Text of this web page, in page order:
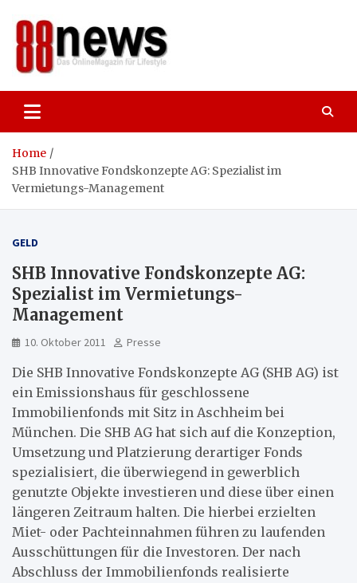
content
Home
SHB Innovative Fondskonzepte AG: Spezialist im
Vermietungs-Management
GELD
SHB Innovative Fondskonzepte AG:
Spezialist im Vermietungs-
Management
10. Oktober 2011 Presse
Die SHB Innovative Fondskonzepte AG (SHB AG) ist
ein Emissionshaus für geschlossene
Immobilienfonds mit Sitz in Aschheim bei
München. Die SHB AG hat sich auf die Konzeption,
Umsetzung und Platzierung derartiger Fonds
spezialisiert, die überwiegend in gewerblich
genutzte Objekte investieren und diese über einen
längeren Zeitraum halten. Die hierbei erzielten
Miet- oder Pachteinnahmen führen zu laufenden
Ausschüttungen für die Investoren. Der nach
Abschluss der Immobilienfonds realisierte